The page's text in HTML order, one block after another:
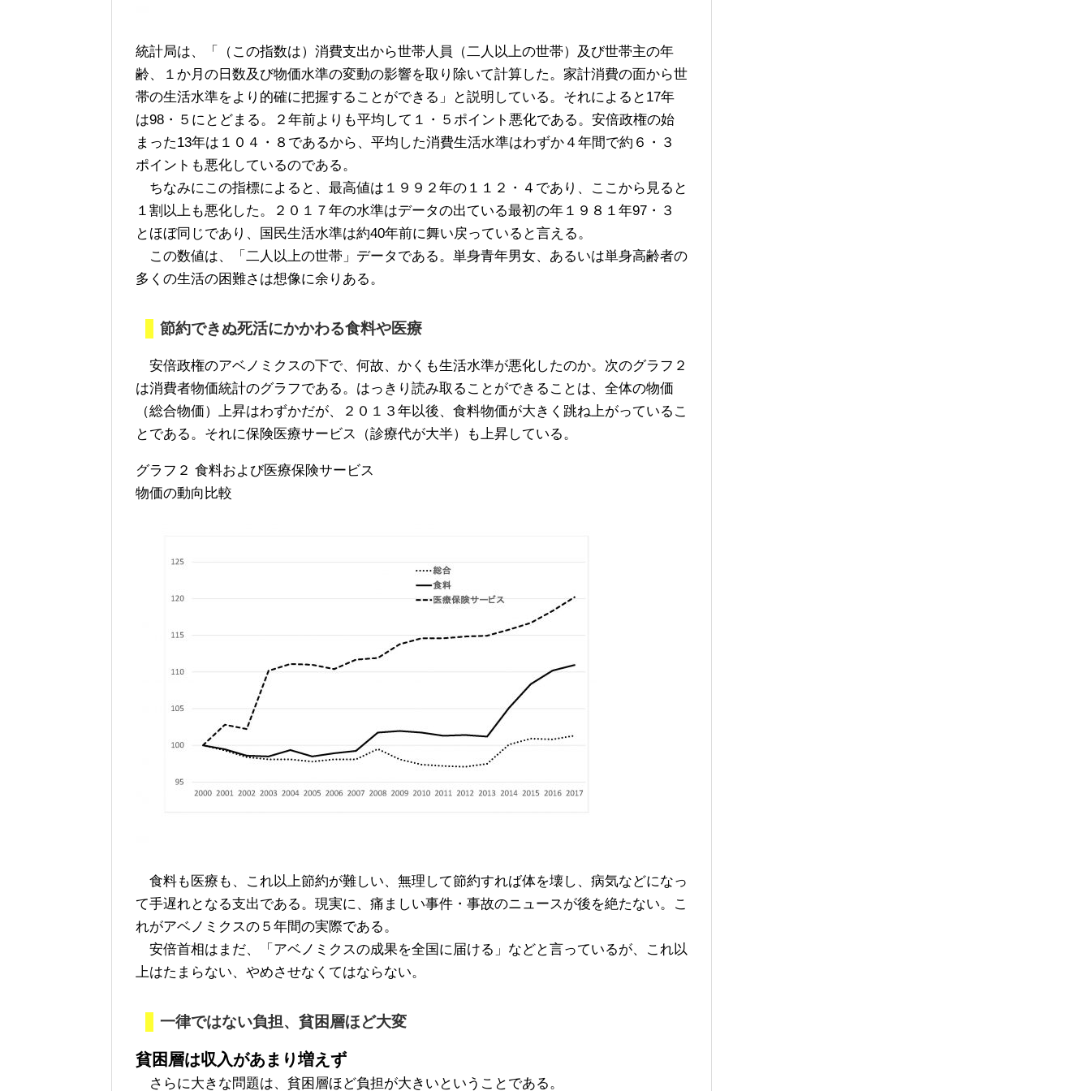
統計局は、「（この指数は）消費支出から世帯人員（二人以上の世帯）及び世帯主の年
齢、１か月の日数及び物価水準の変動の影響を取り除いて計算した。家計消費の面から世
帯の生活水準をより的確に把握することができる」と説明している。それによると17年
は98・５にとどまる。２年前よりも平均して１・５ポイント悪化である。安倍政権の始
まった13年は１０４・８であるから、平均した消費生活水準はわずか４年間で約６・３
ポイントも悪化しているのである。
ちなみにこの指標によると、最高値は１９９２年の１１２・４であり、ここから見ると
１割以上も悪化した。２０１７年の水準はデータの出ている最初の年１９８１年97・３
とほぼ同じであり、国民生活水準は約40年前に舞い戻っていると言える。
この数値は、「二人以上の世帯」データである。単身青年男女、あるいは単身高齢者の
多くの生活の困難さは想像に余りある。
節約できぬ死活にかかわる食料や医療
安倍政権のアベノミクスの下で、何故、かくも生活水準が悪化したのか。次のグラフ２
は消費者物価統計のグラフである。はっきり読み取ることができることは、全体の物価
（総合物価）上昇はわずかだが、２０１３年以後、食料物価が大きく跳ね上がっているこ
とである。それに保険医療サービス（診療代が大半）も上昇している。
グラフ２ 食料および医療保険サービス
物価の動向比較
食料も医療も、これ以上節約が難しい、無理して節約すれば体を壊し、病気などになっ
て手遅れとなる支出である。現実に、痛ましい事件・事故のニュースが後を絶たない。こ
れがアベノミクスの５年間の実際である。
安倍首相はまだ、「アベノミクスの成果を全国に届ける」などと言っているが、これ以
上はたまらない、やめさせなくてはならない。
一律ではない負担、貧困層ほど大変
貧困層は収入があまり増えず
さらに大きな問題は、貧困層ほど負担が大きいということである。